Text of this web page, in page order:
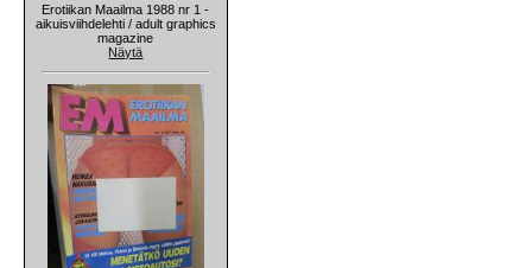
Erotiikan Maailma 1988 nr 1 -
aikuisviihdelehti / adult graphics
magazine
Näytä